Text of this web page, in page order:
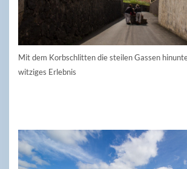
Mit dem Korbschlitten die steilen Gassen
witziges Erlebnis